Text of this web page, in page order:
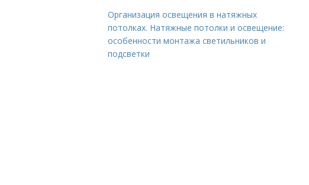
Организация освещения в натяжных
потолках. Натяжные потолки и освещение:
особенности монтажа светильников и
подсветки